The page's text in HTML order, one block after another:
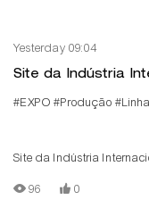
Yesterday 09:04
Site da Indústria
#EXPO #Produção #Linha
Site da Indústria
96 0